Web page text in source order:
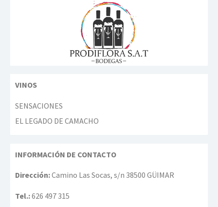
VINOS
SENSACIONES
EL LEGADO DE CAMACHO
INFORMACIÓN DE CONTACTO
Dirección:Camino Las Socas, s/n 38500 GÜIMAR
Tel.:626 497 315